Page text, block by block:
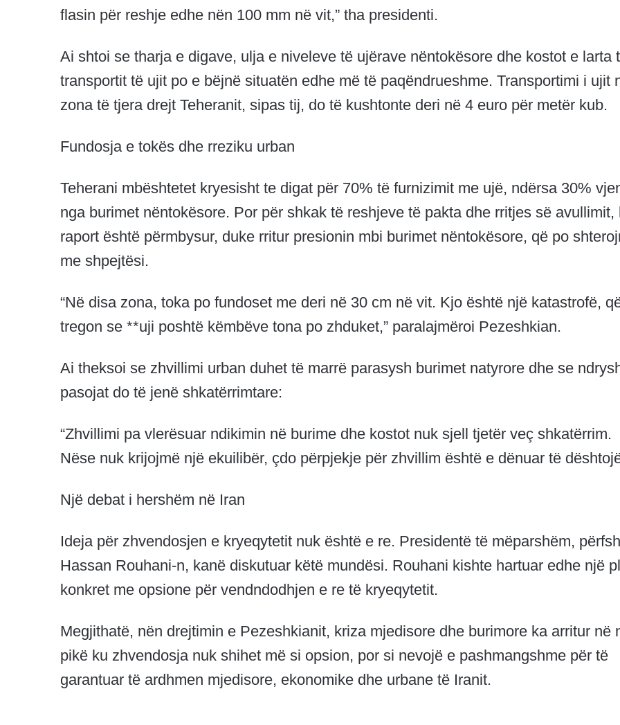
flasin për reshje edhe nën 100 mm në vit,” tha presidenti.
Ai shtoi se tharja e digave, ulja e niveleve të ujërave nëntokësore dhe kostot e larta
transportit të ujit po e bëjnë situatën edhe më të paqëndrueshme. Transportimi i ujit
zona të tjera drejt Teheranit, sipas tij, do të kushtonte deri në 4 euro për metër kub.
Fundosja e tokës dhe rreziku urban
Teherani mbështetet kryesisht te digat për 70% të furnizimit me ujë, ndërsa 30%
nga burimet nëntokësore. Por për shkak të reshjeve të pakta dhe rritjes së avullimit,
raport është përmbysur, duke rritur presionin mbi burimet nëntokësore, që po
me shpejtësi.
“Në disa zona, toka po fundoset me deri në 30 cm në vit. Kjo është një katastrofë,
tregon se **uji poshtë këmbëve tona po zhduket,” paralajmëroi Pezeshkian.
Ai theksoi se zhvillimi urban duhet të marrë parasysh burimet natyrore dhe se
pasojat do të jenë shkatërrimtare:
“Zhvillimi pa vlerësuar ndikimin në burime dhe kostot nuk sjell tjetër veç shkatërrim.
Nëse nuk krijojmë një ekuilibër, çdo përpjekje për zhvillim është e dënuar të
Një debat i hershëm në Iran
Ideja për zhvendosjen e kryeqytetit nuk është e re. Presidentë të mëparshëm,
Hassan Rouhani-n, kanë diskutuar këtë mundësi. Rouhani kishte hartuar edhe një
konkret me opsione për vendndodhjen e re të kryeqytetit.
Megjithatë, nën drejtimin e Pezeshkianit, kriza mjedisore dhe burimore ka arritur në
pikë ku zhvendosja nuk shihet më si opsion, por si nevojë e pashmangshme për të
garantuar të ardhmen mjedisore, ekonomike dhe urbane të Iranit.